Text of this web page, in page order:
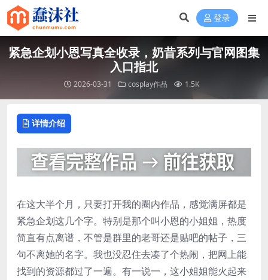
登录
紧急企划小恩写真全收录，奶昔系列与官网图集
入口指北
2026-03-31 cosplay作品 1.5K
详情介绍
在这大半个月，只要打开我的圈内作品，感觉满屏都是
紧急企划这几个字。特别是那个叫小恩的小姐姐，热度
简直有点离谱，不管是群里的老哥还是贴吧的帖子，三
句不离她的名字。我也没忍住去凑了个热闹，把网上能
找到的资源都过了一遍。有一说一，这小姐姐能火起来